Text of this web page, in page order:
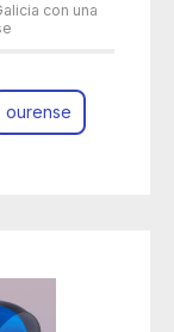
con una
ourense